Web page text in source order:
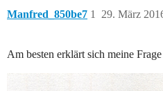
Manfred_850be7 29. März
1
Am besten erklärt sich meine